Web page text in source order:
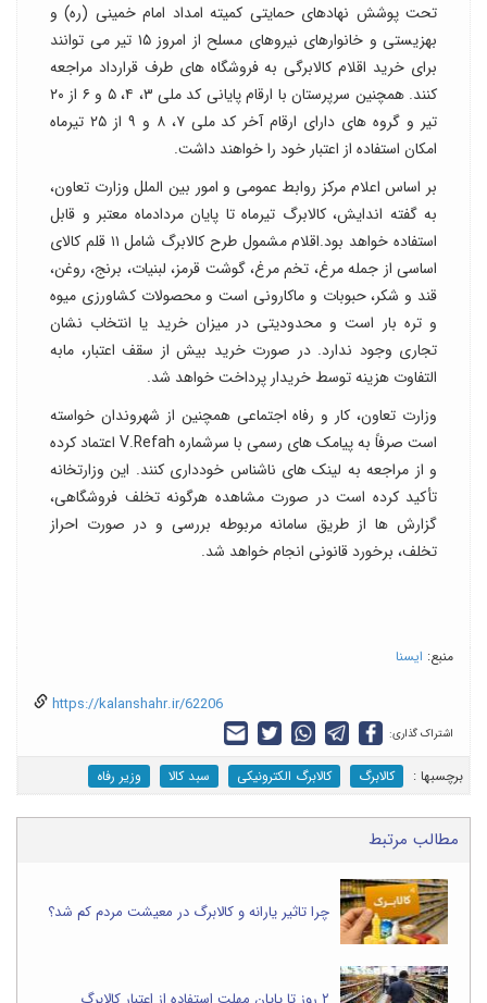
تحت پوشش نهادهای حمایتی کمیته امداد امام خمینی (ره) و
بهزیستی و خانوارهای نیروهای مسلح از امروز ۱۵ تیر می توانند
برای خرید اقلام کالابرگی به فروشگاه های طرف قرارداد مراجعه
کنند. همچنین سرپرستان با ارقام پایانی کد ملی ۳، ۴، ۵ و ۶ از ۲۰
تیر و گروه های دارای ارقام آخر کد ملی ۷، ۸ و ۹ از ۲۵ تیرماه
امکان استفاده از اعتبار خود را خواهند داشت.
بر اساس اعلام مرکز روابط عمومی و امور بین الملل وزارت تعاون،
به گفته اندایش، کالابرگ تیرماه تا پایان مردادماه معتبر و قابل
استفاده خواهد بود.اقلام مشمول طرح کالابرگ شامل ۱۱ قلم کالای
اساسی از جمله مرغ، تخم مرغ، گوشت قرمز، لبنیات، برنج، روغن،
قند و شکر، حبوبات و ماکارونی است و محصولات کشاورزی میوه
و تره بار است و محدودیتی در میزان خرید یا انتخاب نشان
تجاری وجود ندارد. در صورت خرید بیش از سقف اعتبار، مابه
التفاوت هزینه توسط خریدار پرداخت خواهد شد.
وزارت تعاون، کار و رفاه اجتماعی همچنین از شهروندان خواسته
است صرفاً به پیامک های رسمی با سرشماره V.Refah اعتماد کرده
و از مراجعه به لینک های ناشناس خودداری کنند. این وزارتخانه
تأکید کرده است در صورت مشاهده هرگونه تخلف فروشگاهی،
گزارش ها از طریق سامانه مربوطه بررسی و در صورت احراز
تخلف، برخورد قانونی انجام خواهد شد.
منبع: ایسنا
https://kalanshahr.ir/62206
اشتراک گذاری:
برچسب‎ها : کالابرگ کالابرگ الکترونیکی سبد کالا وزیر رفاه
مطالب مرتبط
چرا تاثیر یارانه و کالابرگ در معیشت مردم کم شد؟